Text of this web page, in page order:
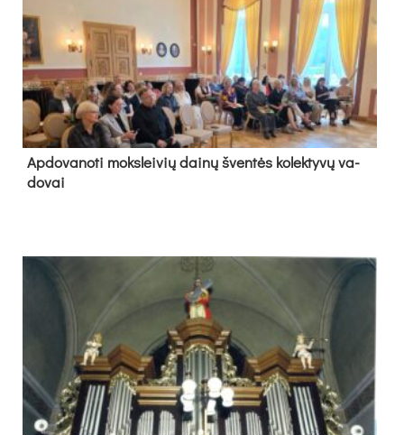
Ap­do­va­no­ti moks­lei­vių dai­nų šven­tės ko­lek­ty­vų va­
do­vai